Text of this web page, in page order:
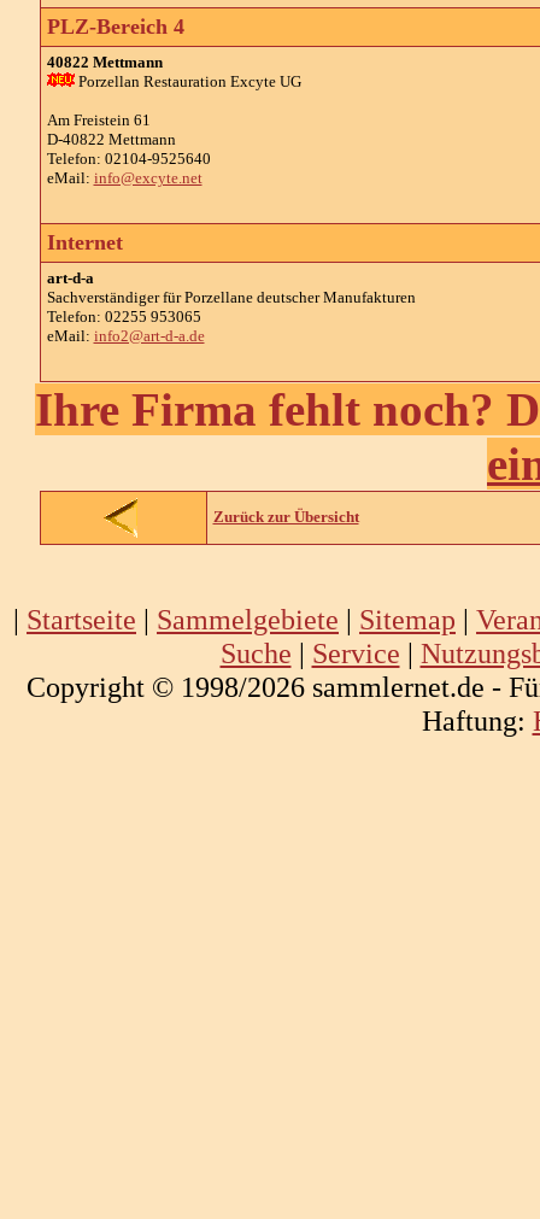
PLZ-Bereich 4
40822 Mettmann
Porzellan Restauration Excyte UG
Am Freistein 61
D-40822 Mettmann
Telefon: 02104-9525640
eMail: info@excyte.net
Internet
art-d-a
Sachverständiger für Porzellane deutscher Manufakturen
Telefon: 02255 953065
eMail: info2@art-d-a.de
Ihre Firma fehlt noch?
Zurück zur Übersicht
| Startseite | Sammelgebiete | Sitemap |
Suche | Service |
Copyright © 1998/2026 sammlernet.de -
Haftung: